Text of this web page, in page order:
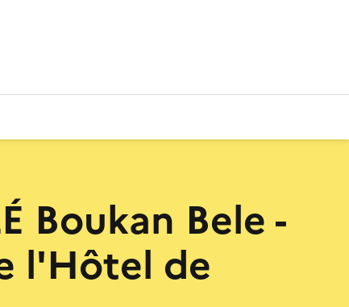
Boukan Bele -
l'Hôtel de